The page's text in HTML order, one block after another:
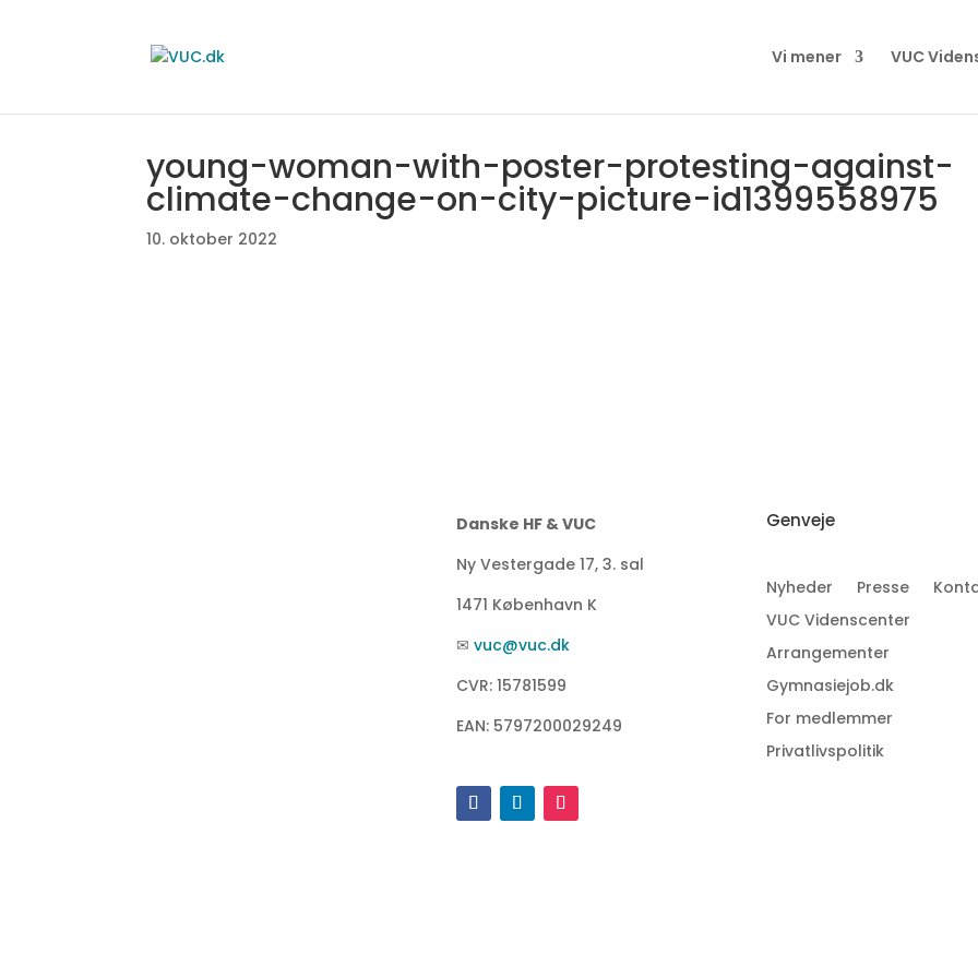
Vi mener VUC
young-woman-with-poster-protesting-against-
climate-change-on-city-picture-id1399558975
10. oktober 2022
Danske HF & VUC
Ny Vestergade 17, 3. sal
1471 København K
✉ vuc@vuc.dk
CVR: 15781599
EAN: 5797200029249
Genveje
Nyheder Presse
VUC Videnscenter
Arrangementer
Gymnasiejob.dk
For medlemmer
Privatlivspolitik